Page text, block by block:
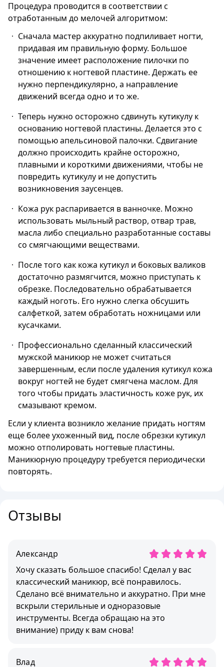
Процедура проводится в соответствии с
отработанным до мелочей алгоритмом:
Сначала мастер аккуратно подпиливает ногти,
придавая им правильную форму. Большое
значение имеет расположение пилочки по
отношению к ногтевой пластине. Держать ее
нужно перпендикулярно, а направление
движений всегда одно и то же.
Теперь нужно осторожно сдвинуть кутикулу к
основанию ногтевой пластины. Делается это с
помощью апельсиновой палочки. Сдвигание
должно происходить крайне осторожно,
плавными и короткими движениями, чтобы не
повредить кутикулу и не допустить
возникновения заусенцев.
Кожа рук распаривается в ванночке. Можно
использовать мыльный раствор, отвар трав,
масла либо специально разработанные составы
со смягчающими веществами.
После того как кожа кутикул и боковых валиков
достаточно размягчится, можно приступать к
обрезке. Последовательно обрабатывается
каждый ноготь. Его нужно слегка обсушить
салфеткой, затем обработать ножницами или
кусачками.
Профессионально сделанный классический
мужской маникюр не может считаться
завершенным, если после удаления кутикул кожа
вокруг ногтей не будет смягчена маслом. Для
того чтобы придать эластичность коже рук, их
смазывают кремом.
Если у клиента возникло желание придать ногтям
еще более ухоженный вид, после обрезки кутикул
можно отполировать ногтевые пластины.
Маникюрную процедуру требуется периодически
повторять.
Отзывы
Александр
Хочу сказать большое спасибо! Сделал у вас
классический маникюр, всё понравилось.
Сделано всё внимательно и аккуратно. При мне
вскрыли стерильные и одноразовые
инструменты. Всегда обращаю на это
внимание) приду к вам снова!
Влад